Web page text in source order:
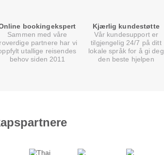
bookingekspert
Sammen med våre
partnere har vi
utallige reisendes
behov siden 2011
Kjærlig kundestøtte
Vår kundesupport er
tilgjengelig 24/7 på ditt
lokale språk for å gi deg
den beste hjelpen